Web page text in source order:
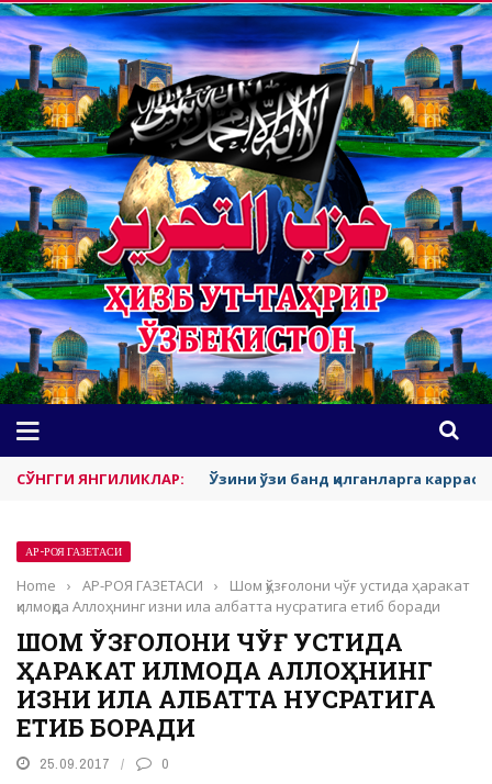
СЎНГГИ ЯНГИЛИКЛАР: Ўзини ўзи банд қилганларга
АР-РОЯ ГАЗЕТАСИ
Home › АР-РОЯ ГАЗЕТАСИ ›
Шом қўзғолони чўғ устида ҳаракат
қилмоқда Аллоҳнинг изни ила албатта нусратига етиб боради
ШОМ ҚЎЗҒОЛОНИ ЧЎҒ УСТИДА
ҲАРАКАТ ҚИЛМОҚДА АЛЛОҲНИНГ
ИЗНИ ИЛА АЛБАТТА НУСРАТИГА
ЕТИБ БОРАДИ
25.09.2017 0